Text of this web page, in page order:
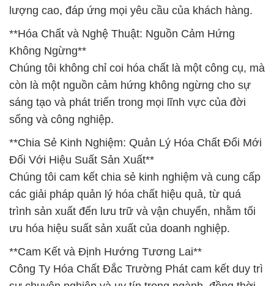
lượng cao, đáp ứng mọi yêu cầu của khách hàng.
**Hóa Chất và Nghệ Thuật: Nguồn Cảm Hứng
Không Ngừng**
Chúng tôi không chỉ coi hóa chất là một công cụ, mà
còn là một nguồn cảm hứng không ngừng cho sự
sáng tạo và phát triển trong mọi lĩnh vực của đời
sống và công nghiệp.
**Chia Sẻ Kinh Nghiệm: Quản Lý Hóa Chất Đổi Mới
Đối Với Hiệu Suất Sản Xuất**
Chúng tôi cam kết chia sẻ kinh nghiệm và cung cấp
các giải pháp quản lý hóa chất hiệu quả, từ quá
trình sản xuất đến lưu trữ và vận chuyển, nhằm tối
ưu hóa hiệu suất sản xuất của doanh nghiệp.
**Cam Kết và Định Hướng Tương Lai**
Công Ty Hóa Chất Đắc Trường Phát cam kết duy trì